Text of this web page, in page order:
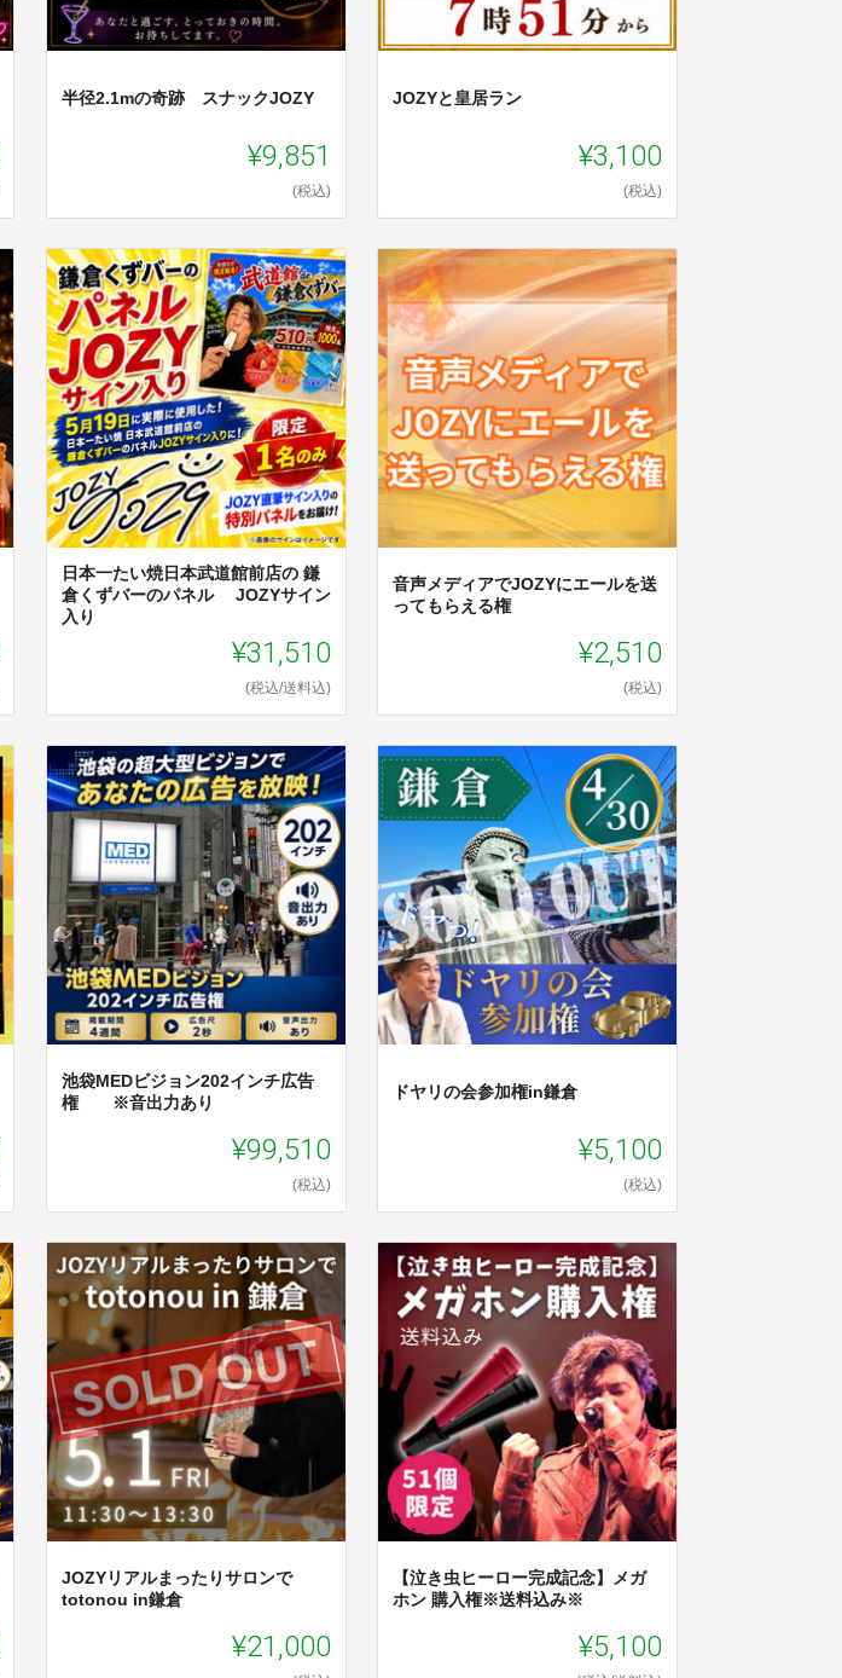
半径2.1mの奇跡 スナックJOZY
¥9,851
(税込)
JOZYと皇居ラン
¥3,100
(税込)
日本一たい焼日本武道館前店の 鎌
倉くずバーのパネル JOZYサイン
入り
¥31,510
(税込/送料込)
音声メディアでJOZYにエールを送
ってもらえる権
¥2,510
(税込)
池袋MEDビジョン202インチ広告
権 ※音出力あり
¥99,510
(税込)
ドヤリの会参加権in鎌倉
¥5,100
(税込)
JOZYリアルまったりサロンで
totonou in鎌倉
¥21,000
【泣き虫ヒーロー完成記念】メガ
ホン 購入権※送料込み※
¥5,100